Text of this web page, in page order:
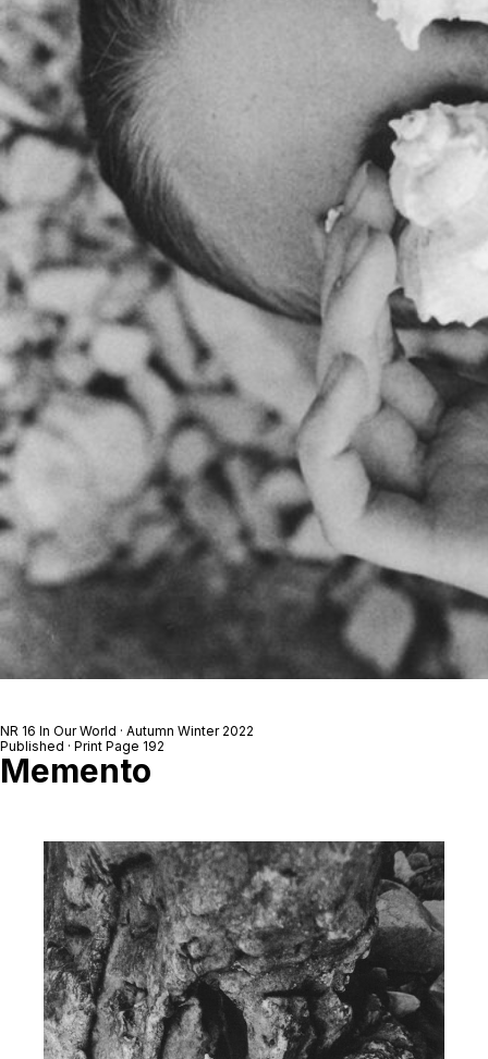
NR 16 In Our World · Autumn Winter 2022
Published · Print Page 192
Memento